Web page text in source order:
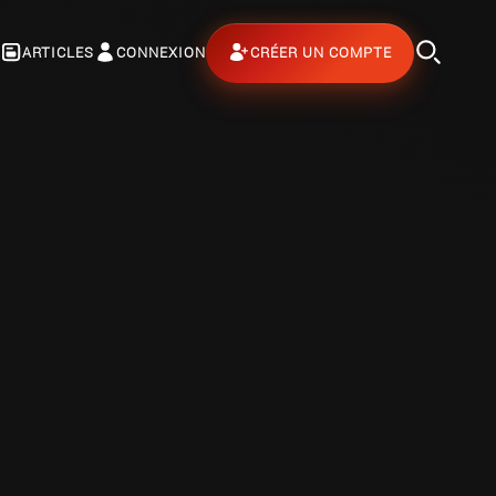
ARTICLES CONNEXION CRÉER UN COMPTE